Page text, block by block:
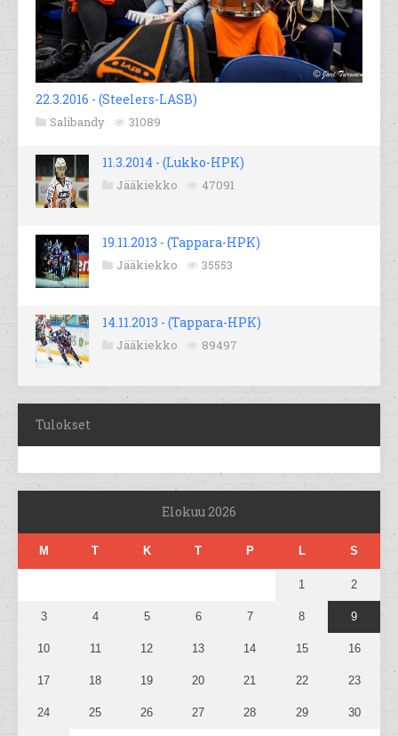
22.3.2016 - (Steelers-LASB)
Salibandy 31089
11.3.2014 - (Lukko-HPK)
Jääkiekko 47091
19.11.2013 - (Tappara-HPK)
Jääkiekko 35553
14.11.2013 - (Tappara-HPK)
Jääkiekko 89497
Tulokset
Elokuu 2026
M T K T P L S
1 2
3 4 5 6 7 8 9
10 11 12 13 14 15 16
17 18 19 20 21 22 23
24 25 26 27 28 29 30